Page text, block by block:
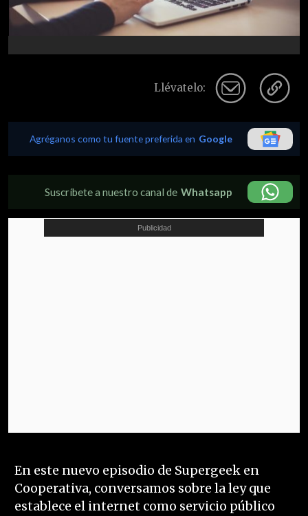
Llévatelo:
Agréganos como tu fuente preferida en Google
Suscríbete a nuestro canal de Whatsapp
En este nuevo episodio de Supergeek en
Cooperativa, conversamos sobre la ley que
establece el internet como servicio público